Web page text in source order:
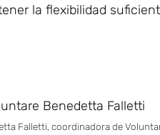
la flexibilidad
Falletti, coordinadora de